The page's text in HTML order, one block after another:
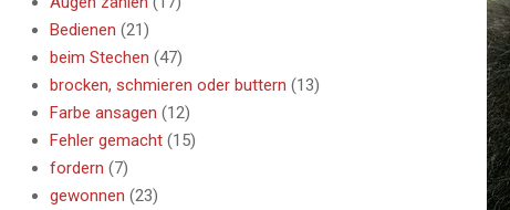
Bedienen (21)
beim Stechen (47)
brocken, schmieren oder buttern (13)
Farbe ansagen (12)
Fehler gemacht (15)
fordern (7)
gewonnen (23)